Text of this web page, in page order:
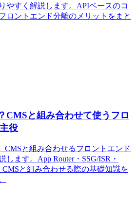
やすく解説します。APIベースのコ
ロントエンド分離のメリットをまと
CMSと組み合わせて使うフロ
役
CMSと組み合わせるフロントエンド
します。App Router・SSG/ISR・
CMSと組み合わせる際の基礎知識を